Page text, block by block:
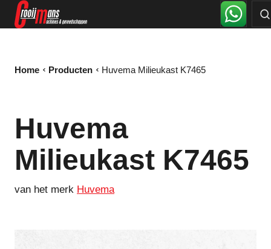
Home Producten Huvema Milieukast K7465
Huvema
Milieukast K7465
van het merk Huvema